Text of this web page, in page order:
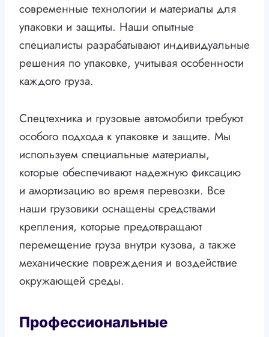
современные технологии и материалы для
упаковки и защиты. Наши опытные
специалисты разрабатывают индивидуальные
решения по упаковке, учитывая особенности
каждого груза.
Спецтехника и грузовые автомобили требуют
особого подхода к упаковке и защите. Мы
используем специальные материалы,
которые обеспечивают надежную фиксацию
и амортизацию во время перевозки. Все
наши грузовики оснащены средствами
крепления, которые предотвращают
перемещение груза внутри кузова, а также
механические повреждения и воздействие
окружающей среды.
Профессиональные